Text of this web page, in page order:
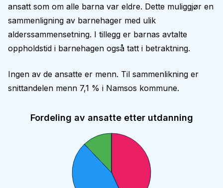
ansatt som om alle barna var eldre. Dette muliggjør en
sammenligning av barnehager med ulik
alderssammensetning. I tillegg er barnas avtalte
oppholdstid i barnehagen også tatt i betraktning.
Ingen av de ansatte er menn. Til sammenlikning er
snittandelen menn 7,1 % i Namsos kommune.
Fordeling av ansatte etter utdanning